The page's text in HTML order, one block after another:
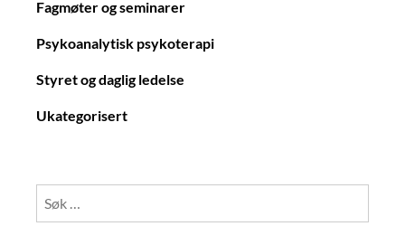
Fagmøter og seminarer
Psykoanalytisk psykoterapi
Styret og daglig ledelse
Ukategorisert
etter: